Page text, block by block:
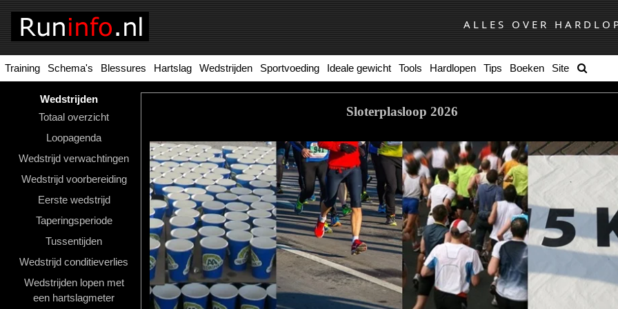
ALLES OVER
Training Schema's Blessures Hartslag Wedstrijden Sportvoeding Ideale gewicht Tools Hardlopen Tips Boeken Site
Wedstrijden
Totaal overzicht
Loopagenda
Wedstrijd verwachtingen
Wedstrijd voorbereiding
Eerste wedstrijd
Taperingsperiode
Tussentijden
Wedstrijd conditieverlies
Wedstrijden lopen met
een hartslagmeter
Homepage
Hardloopschema's
Hardloopblessures
Wedstrijden
Sportvoeding
Sloterplasloop 2026